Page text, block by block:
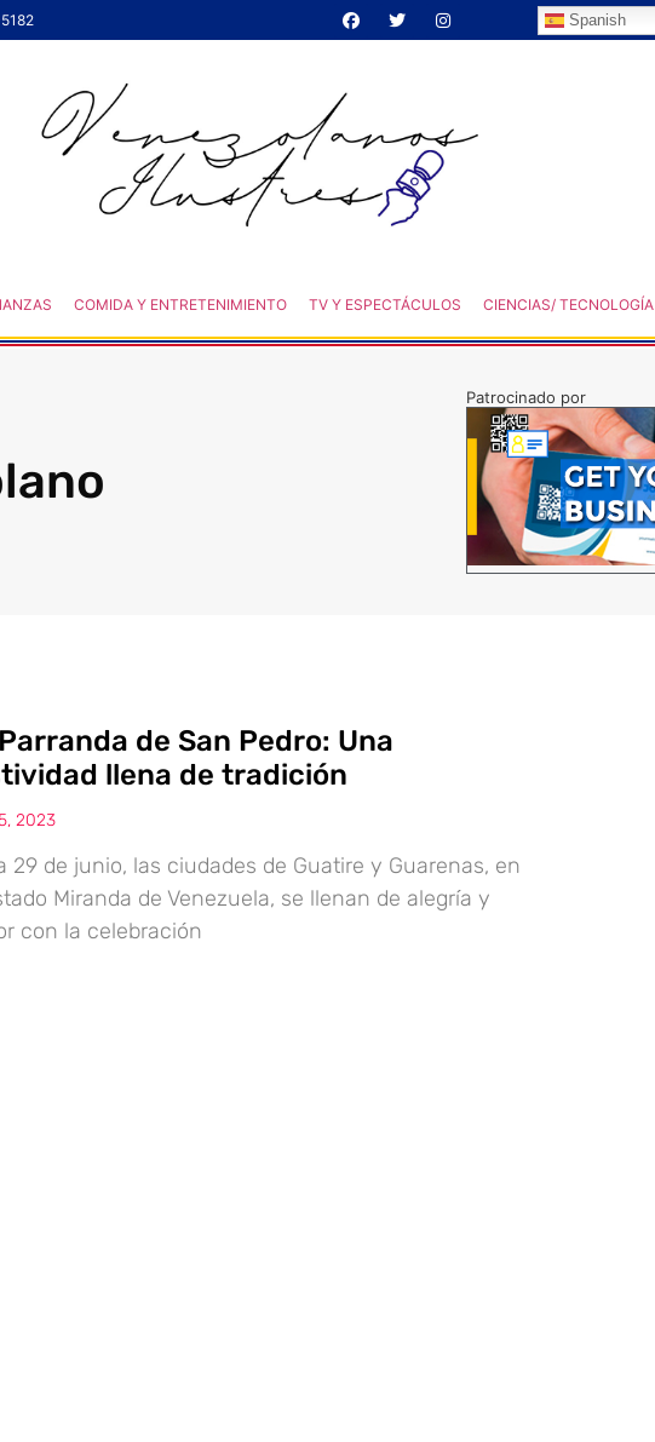
Spanish
COMIDA Y ENTRETENIMIENTO TV Y ESPECTÁCULOS CIENCIAS/ TECNOLOGÍA
Patrocinado por
de San Pedro: Una
llena de tradición
2023
29 de junio, las ciudades de Guatire y Guarenas, en
Miranda de Venezuela, se llenan de alegría y
con la celebración